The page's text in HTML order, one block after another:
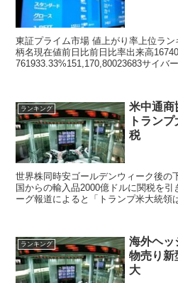
東証プライム市場 値上がり率上位ランキン
柄名現在値前日比前日比率出来高
761933.33%151,170,80023683サイバ
ランキング
米中通商
トラン
税
世界株同時安ゴールデンウィーク後の
国からの輸入品2000億ドルに関税を
ーグ報道によると「トランプ米大統領
ランキング
海外ヘッ
物売り新
大